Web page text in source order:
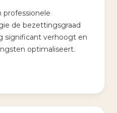
de bezettingsgraad
significant verhoogt en
optimaliseert.